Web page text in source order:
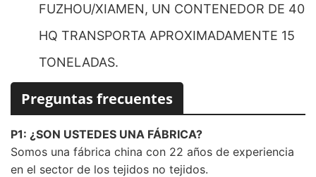
FUZHOU/XIAMEN, UN CONTENEDOR DE 40
HQ TRANSPORTA APROXIMADAMENTE 15
TONELADAS.
Preguntas frecuentes
P1: ¿SON USTEDES UNA FÁBRICA?
Somos una fábrica china con 22 años de experiencia
en el sector de los tejidos no tejidos.